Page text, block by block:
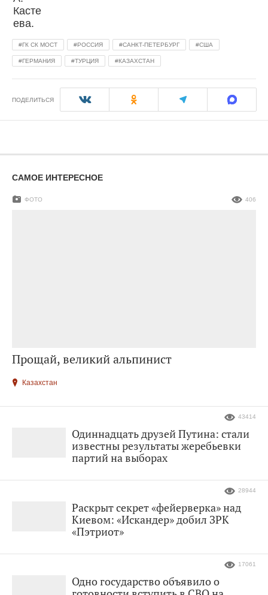
ГК СК МОСТ РОССИЯ САНКТ-ПЕТЕРБУРГ США
ГЕРМАНИЯ ТУРЦИЯ КАЗАХСТАН
ПОДЕЛИТЬСЯ
САМОЕ ИНТЕРЕСНОЕ
Прощай, великий альпинист
ФОТО 406
Казахстан
Одиннадцать друзей Путина: стали
известны результаты жеребьевки
партий на выборах
43414
Раскрыт секрет «фейерверка» над
Киевом: «Искандер» добил ЗРК
«Пэтриот»
28944
Одно государство объявило о
17061